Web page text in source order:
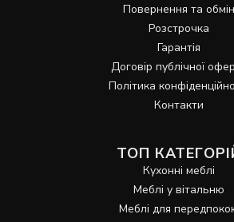
Повернення та обмін
Розстрочка
Гарантія
Договір публічної
Політика
Контакти
ТОП
Кухонні меблі
Меблі у вітальню
Меблі для